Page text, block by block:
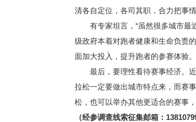
清各自定位，各司其职，合力把事情
有专家坦言，“虽然很多城市最近
级政府本着对跑者健康和生命负责
面加大投入，提升跑者的参赛体验。
最后，要理性看待赛事经济。近
拉松一定要做出城市特点来，而赛
松，也可以举办其他更适合的赛事
（经参调查线索征集邮箱：